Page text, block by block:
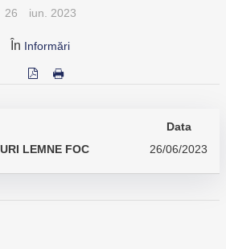
26 iun. 2023
În Informări
Data
LEMNE FOC 26/06/2023